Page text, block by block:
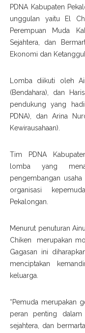
PDNA Kabupaten
unggulan yaitu El
Perempuan Muda
Sejahtera, dan
Ekonomi dan
Lomba diikuti oleh
(Bendahara), dan
pendukung yang
PDNA), dan Arina
Kewirausahaan).
Tim PDNA
lomba yang
pengembangan
organisasi
Pekalongan.
Menurut penuturan
Chiken merupakan
Gagasan ini
menciptakan
keluarga.
“Pemuda merupakan
peran penting dalam
sejahtera, dan